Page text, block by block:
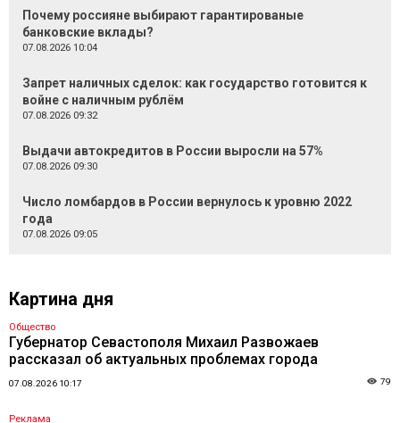
Почему россияне выбирают гарантированые
банковские вклады?
07.08.2026 10:04
Запрет наличных сделок: как государство готовится к
войне с наличным рублём
07.08.2026 09:32
Выдачи автокредитов в России выросли на 57%
07.08.2026 09:30
Число ломбардов в России вернулось к уровню 2022
года
07.08.2026 09:05
Картина дня
Общество
Губернатор Севастополя Михаил Развожаев
рассказал об актуальных проблемах города
07.08.2026 10:17 79
Реклама